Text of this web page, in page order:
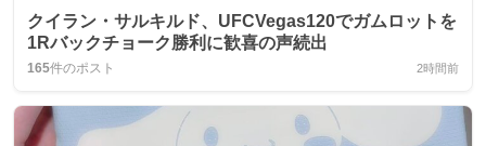
クイラン・サルキルド、UFCVegas120でガムロットを
1Rバックチョーク勝利に歓喜の声続出
165件のポスト 2時間前